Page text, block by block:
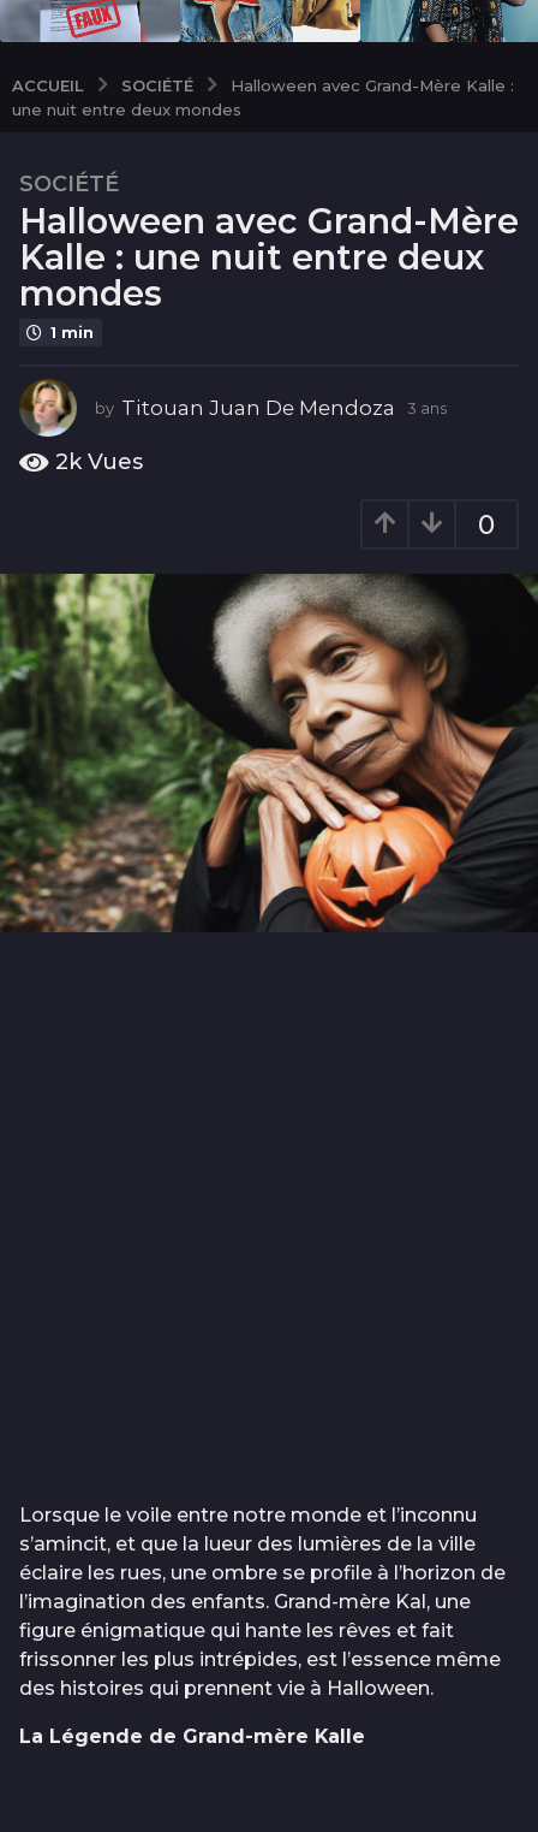
ACCUEIL SOCIÉTÉ
Halloween avec Grand-Mère Kalle :
une nuit entre deux mondes
3
a
n
s
3
a
s
SOCIÉTÉ
Halloween avec Grand-Mère
Kalle : une nuit entre deux
mondes
1 min
by Titouan Juan De Mendoza 3 ans
2k Vues
0
Lorsque le voile entre notre monde et l’inconnu
s’amincit, et que la lueur des lumières de la ville
éclaire les rues, une ombre se profile à l’horizon de
l’imagination des enfants. Grand-mère Kal, une
figure énigmatique qui hante les rêves et fait
frissonner les plus intrépides, est l’essence même
des histoires qui prennent vie à Halloween.
La Légende de Grand-mère Kalle